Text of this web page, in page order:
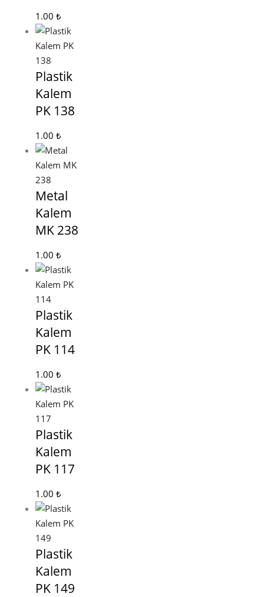
1.00 ₺
Plastik
Kalem
PK 138
1.00 ₺
Metal
Kalem
MK 238
1.00 ₺
Plastik
Kalem
PK 114
1.00 ₺
Plastik
Kalem
PK 117
1.00 ₺
Plastik
Kalem
PK 149